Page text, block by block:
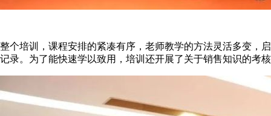
整个培训，课程安排的紧凑有序，老师教学的方法灵活多变，
记录。为了能快速学以致用，培训还开展了关于销售知识的考